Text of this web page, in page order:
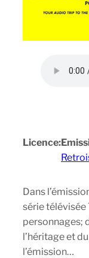
Licence:
Dans
série télévisée
personnages;
l’héritage et
l’émission…